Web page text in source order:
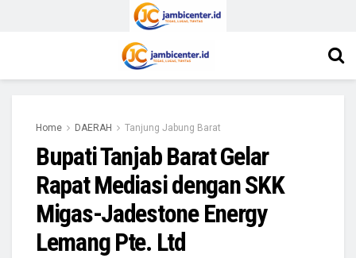
Home DAERAH Tanjung Jabung Barat
Bupati Tanjab Barat Gelar
Rapat Mediasi dengan SKK
Migas-Jadestone Energy
Lemang Pte. Ltd